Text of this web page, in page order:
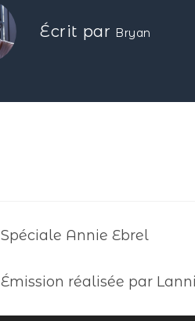
Écrit par Bryan
Spéciale Annie Ebrel
Émission réalisée par